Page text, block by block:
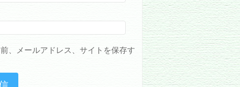
、メールアドレス、サイトを保存す